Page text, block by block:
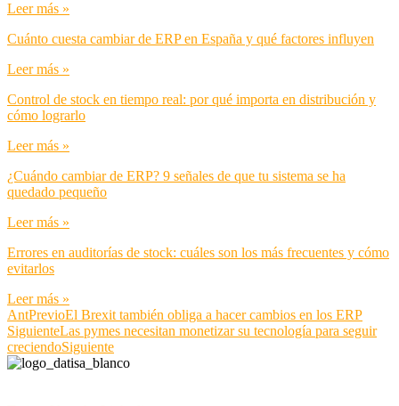
Leer más »
Cuánto cuesta cambiar de ERP en España y qué factores influyen
Leer más »
Control de stock en tiempo real: por qué importa en distribución y
cómo lograrlo
Leer más »
¿Cuándo cambiar de ERP? 9 señales de que tu sistema se ha
quedado pequeño
Leer más »
Errores en auditorías de stock: cuáles son los más frecuentes y cómo
evitarlos
Leer más »
AntPrevioEl Brexit también obliga a hacer cambios en los ERP
SiguienteLas pymes necesitan monetizar su tecnología para seguir
creciendoSiguiente